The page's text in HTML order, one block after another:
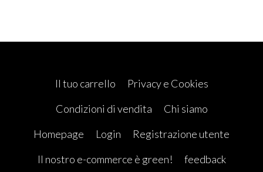
Il tuo carrello
Privacy e Cookies
Condizioni di vendita
Chi siamo
Homepage
Login
Registrazione utente
Il nostro e-commerce è green!
feedback